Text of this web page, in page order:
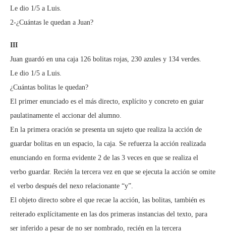
Le dio 1/5 a Luis.
2-¿Cuántas le quedan a Juan?
III
Juan guardó en una caja 126 bolitas rojas, 230 azules y 134 verdes.
Le dio 1/5 a Luis.
¿Cuántas bolitas le quedan?
El primer enunciado es el más directo, explícito y concreto en guiar
paulatinamente el accionar del alumno.
En la primera oración se presenta un sujeto que realiza la acción de
guardar bolitas en un espacio, la caja. Se refuerza la acción realizada
enunciando en forma evidente 2 de las 3 veces en que se realiza el
verbo guardar. Recién la tercera vez en que se ejecuta la acción se omite
el verbo después del nexo relacionante “y”.
El objeto directo sobre el que recae la acción, las bolitas, también es
reiterado explícitamente en las dos primeras instancias del texto, para
ser inferido a pesar de no ser nombrado, recién en la tercera